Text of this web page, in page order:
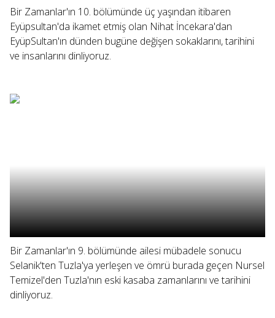
Bir Zamanlar'ın 10. bölümünde üç yaşından itibaren
Eyüpsultan'da ikamet etmiş olan Nihat İncekara'dan
EyüpSultan'ın dünden bugüne değişen sokaklarını, tarihini
ve insanlarını dinliyoruz.
Bir Zamanlar'ın 9. bölümünde ailesi mübadele sonucu
Selanik'ten Tuzla'ya yerleşen ve ömrü burada geçen Nursel
Temizel'den Tuzla'nın eski kasaba zamanlarını ve tarihini
dinliyoruz.